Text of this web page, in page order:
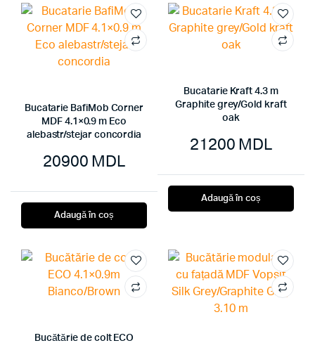
Bucatarie BafiMob Corner
MDF 4.1×0.9 m Eco
alebastr/stejar concordia
20900 MDL
Adaugă în coș
Bucatarie Kraft 4.3 m
Graphite grey/Gold kraft
oak
21200 MDL
Adaugă în coș
Bucătărie de colt ECO